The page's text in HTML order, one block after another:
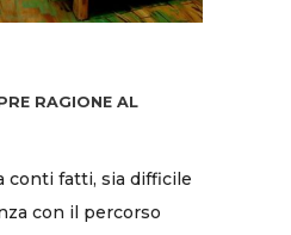
RAGIONE AL
conti fatti, sia difficile
con il percorso